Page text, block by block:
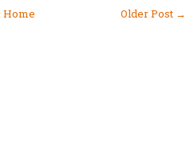
Older Post →
Home